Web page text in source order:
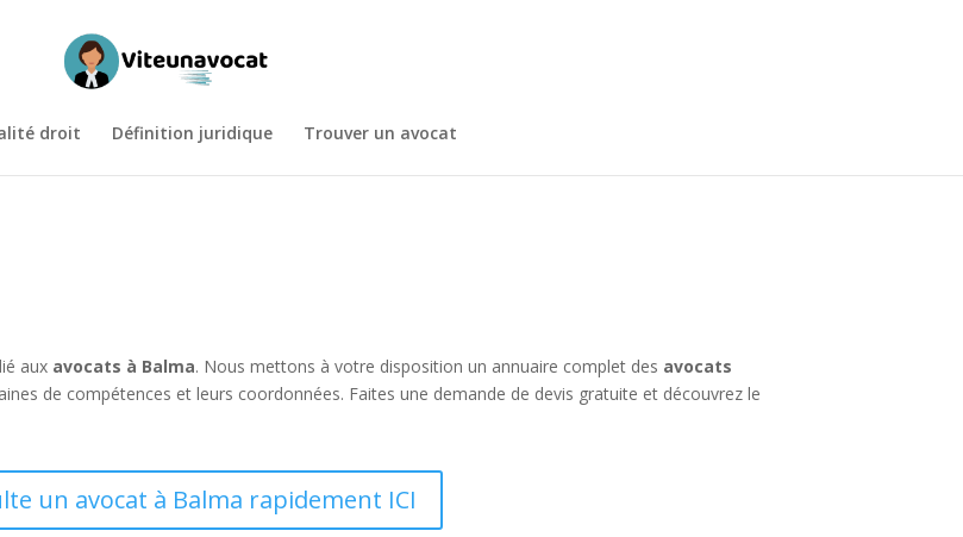
droit Définition juridique Trouver un avocat
aux avocats à Balma. Nous mettons à votre disposition un annuaire complet des avocats
de compétences et leurs coordonnées. Faites une demande de devis gratuite et découvrez le
un avocat à Balma rapidement ICI